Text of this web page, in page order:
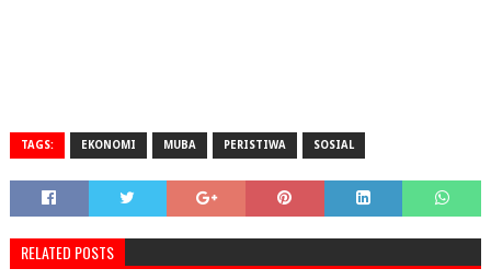
TAGS: EKONOMI MUBA PERISTIWA SOSIAL
RELATED POSTS